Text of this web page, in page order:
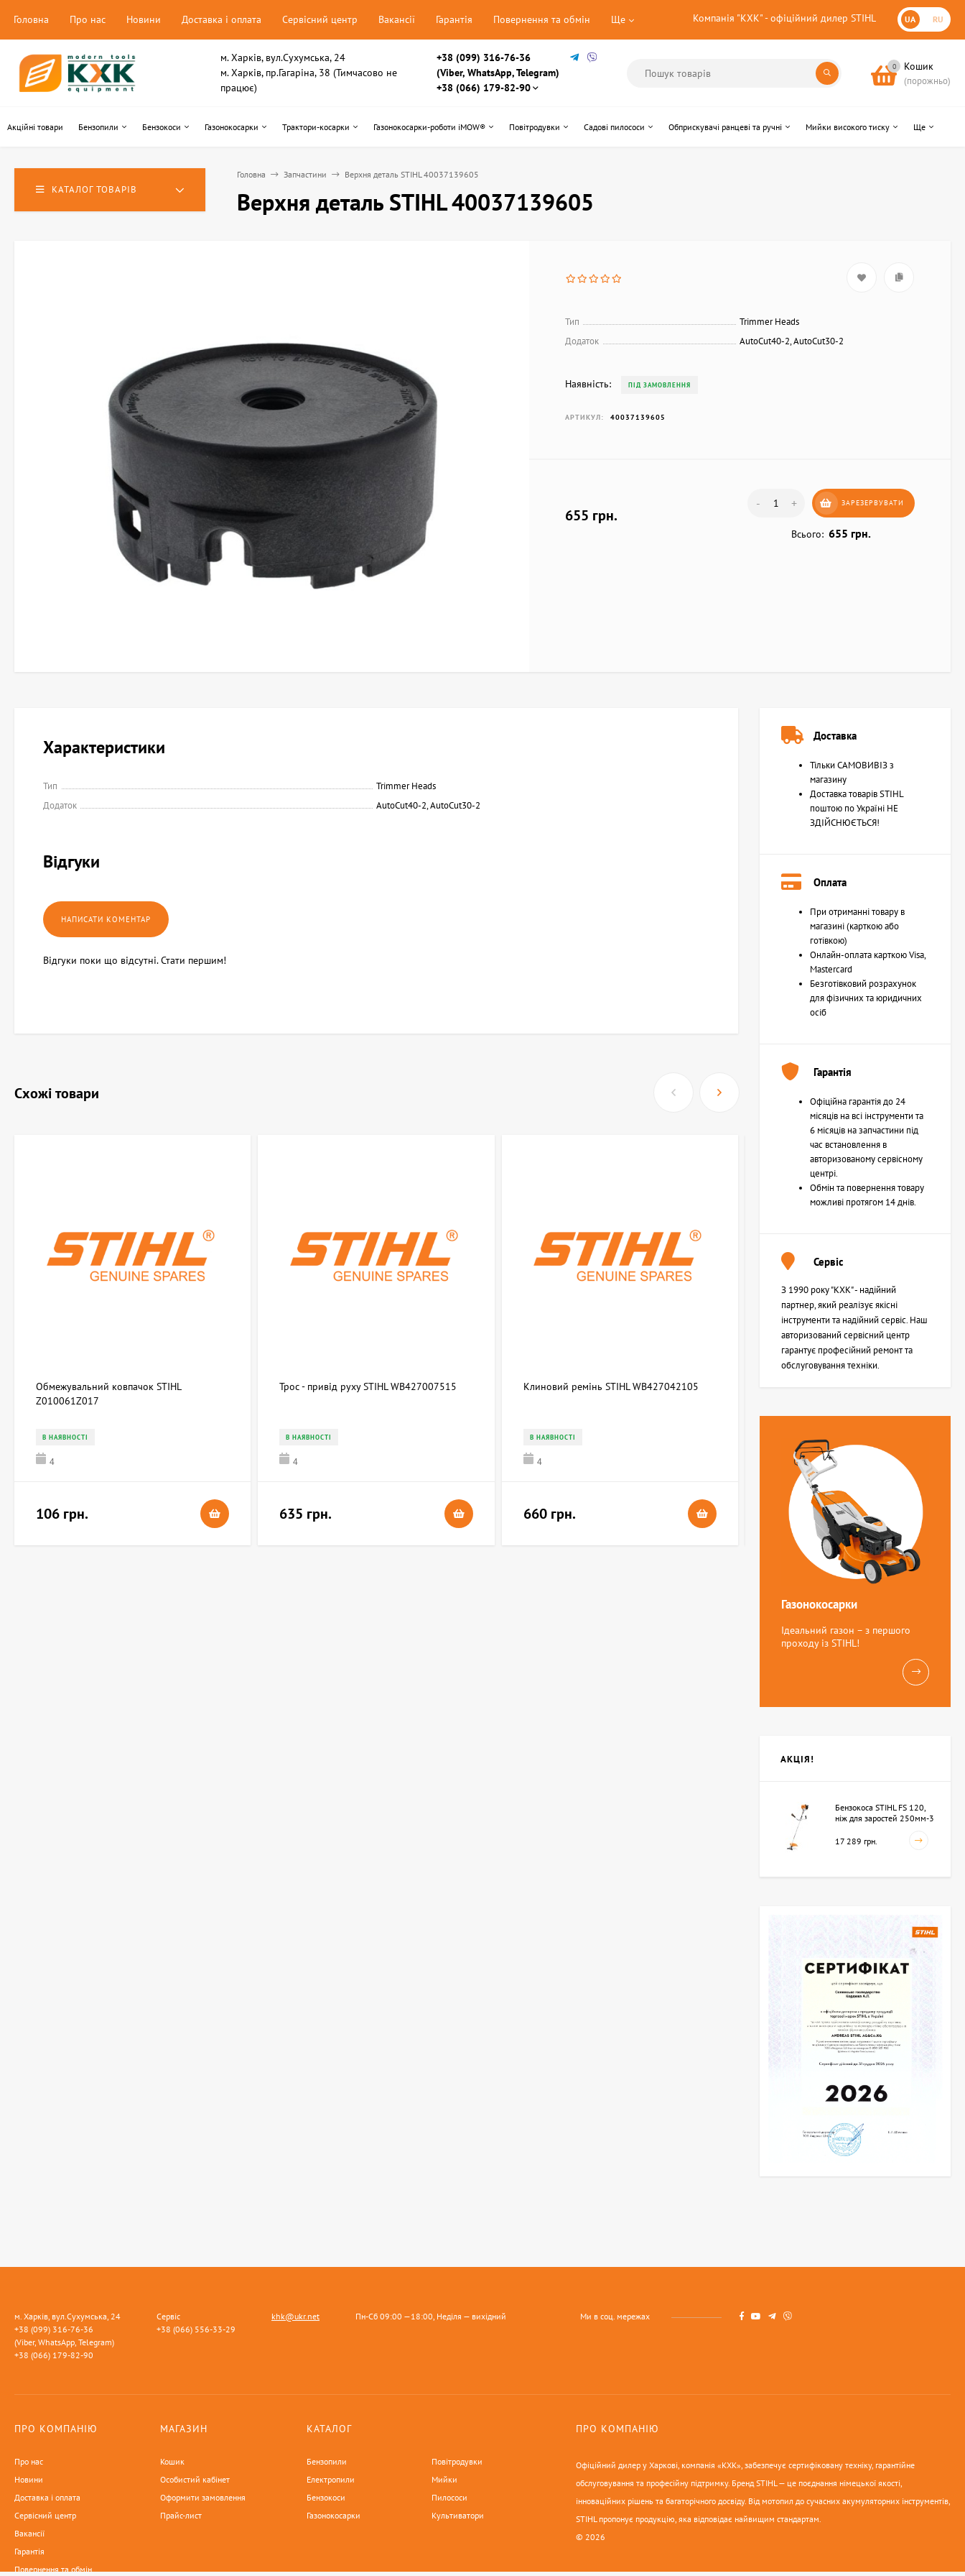
Компанія "КХК" - офіційний дилер STIHL UA RU
Головна Про нас Новини Доставка і оплата Сервісний центр Вакансії Гарантія Повернення та обмін Ще
м. Харків, вул.Сухумська, 24
м. Харків, пр.Гагаріна, 38 (Тимчасово не
працює)
+38 (099) 316-76-36
(Viber, WhatsApp, Telegram)
+38 (066) 179-82-90
0 Кошик
(порожньо)
Акційні товари Бензопили Бензокоси Газонокосарки Трактори-косарки Газонокосарки-роботи iMOW® Повітродувки Садові пилососи Обприскувачі ранцеві та ручні Мийки високого тиску Ще
КАТАЛОГ ТОВАРІВ
Головна Запчастини Верхня деталь STIHL 40037139605
Верхня деталь STIHL 40037139605
Тип
Trimmer Heads
Додаток
AutoCut40-2, AutoCut30-2
Наявність: ПІД ЗАМОВЛЕННЯ
АРТИКУЛ: 40037139605
655 грн.
- + ЗАРЕЗЕРВУВАТИ
Всього: 655 грн.
Характеристики
Тип
Trimmer Heads
Додаток
AutoCut40-2, AutoCut30-2
Відгуки
Відгуки поки що відсутні. Стати першим!
Схожі товари
Обмежувальний ковпачок STIHL
Z010061Z017
В НАЯВНОСТІ
4
106 грн.
Трос - привід руху STIHL WB427007515
В НАЯВНОСТІ
4
635 грн.
Клиновий ремінь STIHL WB427042105
В НАЯВНОСТІ
4
660 грн.
Зворотня пружина STIHL (Z000013Z000)
24 грн.
Доставка
Тільки САМОВИВІЗ з
магазину
Доставка товарів STIHL
поштою по Україні НЕ
ЗДІЙСНЮЄТЬСЯ!
Оплата
При отриманні товару в
магазині (карткою або
готівкою)
Онлайн-оплата карткою Visa,
Mastercard
Безготівковий розрахунок
для фізичних та юридичних
осіб
Гарантія
Офіційна гарантія до 24
місяців на всі інструменти та
6 місяців на запчастини під
час встановлення в
авторизованому сервісному
центрі.
Обмін та повернення товару
можливі протягом 14 днів.
Сервіс
З 1990 року "КХК" - надійний
партнер, який реалізує якісні
інструменти та надійний сервіс. Наш
авторизований сервісний центр
гарантує професійний ремонт та
обслуговування техніки.
Газонокосарки
Ідеальний газон – з першого
проходу із STIHL!
АКЦІЯ!
Бензокоса STIHL FS 120,
ніж для заростей 250мм-3
17 289 грн.
м. Харків, вул.Сухумська, 24
+38 (099) 316-76-36
(Viber, WhatsApp, Telegram)
+38 (066) 179-82-90
Сервіс
+38 (066) 556-33-29
khk@ukr.net Пн-Сб 09:00 —18:00, Неділя — вихідний Ми в соц. мережах
ПРО КОМПАНІЮ
Про нас
Новини
Доставка і оплата
Сервісний центр
Вакансії
Гарантія
Повернення та обмін
МАГАЗИН
Кошик
Особистий кабінет
Оформити замовлення
Прайс-лист
КАТАЛОГ
Бензопили
Електропили
Бензокоси
Газонокосарки
Повітродувки
Мийки
Пилососи
Культиватори
ПРО КОМПАНІЮ
Офіційний дилер у Харкові, компанія «КХК», забезпечує сертифіковану техніку, гарантійне
обслуговування та професійну підтримку. Бренд STIHL — це поєднання німецької якості,
інноваційних рішень та багаторічного досвіду. Від мотопил до сучасних акумуляторних інструментів,
STIHL пропонує продукцію, яка відповідає найвищим стандартам.
© 2026